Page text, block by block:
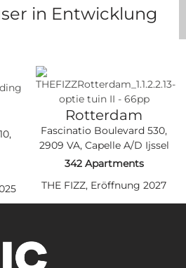
in Entwicklung
,
Rotterdam
Fasci­na­tio Bou­le­vard 530,
2909 VA, Capel­le A/D Ijs­sel
342 Apart­ments
THE FIZZ, Eröff­nung 2027